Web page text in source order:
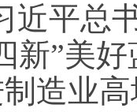
近平总
新”美
造业